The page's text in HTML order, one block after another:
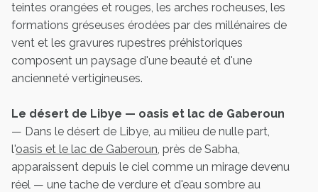
teintes orangées et rouges, les arches rocheuses, les
formations gréseuses érodées par des millénaires de
vent et les gravures rupestres préhistoriques
composent un paysage d'une beauté et d'une
ancienneté vertigineuses.
Le désert de Libye — oasis et lac de Gaberoun
— Dans le désert de Libye, au milieu de nulle part,
l'oasis et le lac de Gaberoun, près de Sabha,
apparaissent depuis le ciel comme un mirage devenu
réel — une tache de verdure et d'eau sombre au